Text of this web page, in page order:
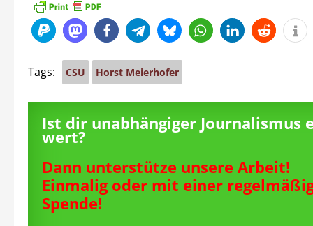
Tags: CSU Horst Meierhofer
Ist dir unabhängiger Journalismus
wert?
Dann unterstütze unsere Arbeit!
Einmalig oder mit einer
Spende!